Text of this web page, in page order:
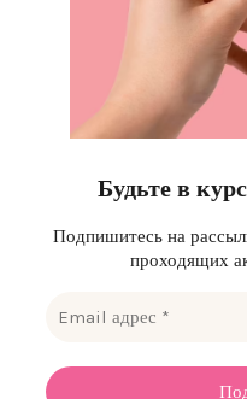
Будьте в
Подпишитесь на
проходящих